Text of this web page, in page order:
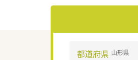
都道府県 山形県